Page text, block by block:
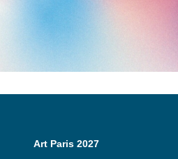
Art Paris 2027